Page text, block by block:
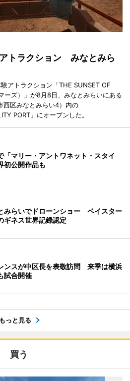
トラクション みなとみら
アトラクション「THE SUNSET OF
ーズ）」が8月8日、みなとみらいにある
西区みなとみらい4）内の
PORT」にオープンした。
「マリー・アントワネット・スタイ
公開作品も
みらいでドローンショー ベイスター
ギネス世界記録認定
ンスが中区長を表敬訪問 来季は横浜
試合開催
もっと見る
買う